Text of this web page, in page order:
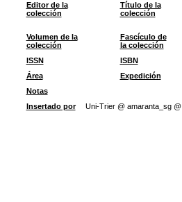
Editor de la
colección
Título de la
colección
Volumen de la
colección
Fascículo de
la colección
ISSN
ISBN
Área
Expedición
Notas
Insertado por
Uni-Trier @ amaranta_sg @